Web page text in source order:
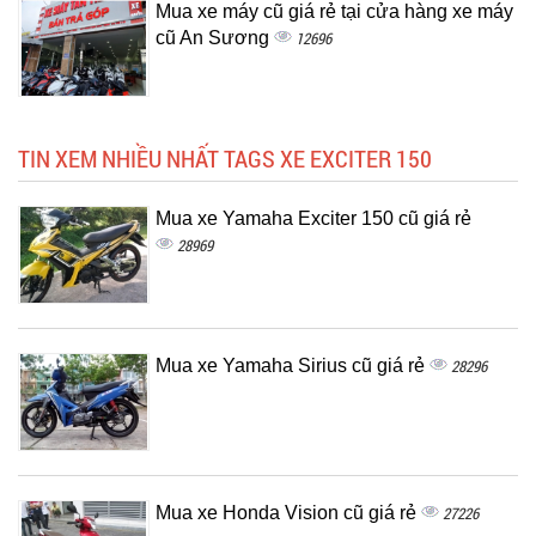
Mua xe máy cũ giá rẻ tại cửa hàng xe máy
cũ An Sương
12696
TIN XEM NHIỀU NHẤT TAGS XE EXCITER 150
Mua xe Yamaha Exciter 150 cũ giá rẻ
28969
Mua xe Yamaha Sirius cũ giá rẻ 28296
Mua xe Honda Vision cũ giá rẻ 27226